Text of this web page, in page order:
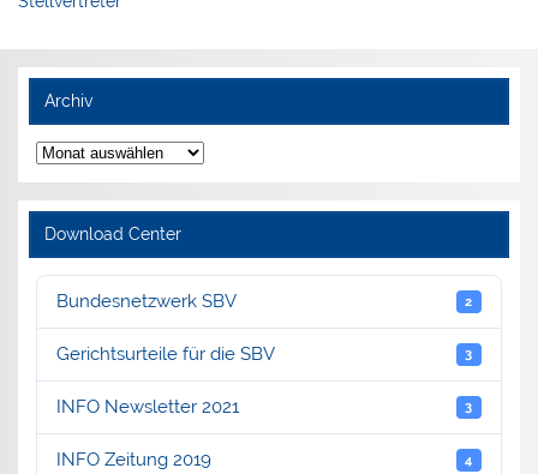
Archiv
Archiv
Download Center
Bundesnetzwerk SBV 2
Gerichtsurteile für die SBV 3
INFO Newsletter 2021 3
INFO Zeitung 2019 4